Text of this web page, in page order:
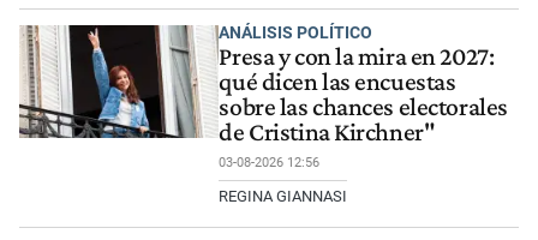
ANÁLISIS POLÍTICO
Presa y con la mira en 2027:
qué dicen las encuestas
sobre las chances electorales
de Cristina Kirchner"
03-08-2026 12:56
REGINA GIANNASI